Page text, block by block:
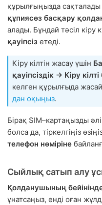
құрылғыңызда
құпиясөз басқару
алады. Бұндай тәсіл кіру
қауіпсіз етеді.
Кіру кілтін жасау үшін
қауіпсіздік → Кіру кілті
келген құрылғыда
дан оқыңыз.
Бірақ SIM–картаңызды
болса да, тіркелгіңіз
телефон нөміріне
Сыйлық сатып алу
Қолданушының
ұнатсаңыз, енді оған